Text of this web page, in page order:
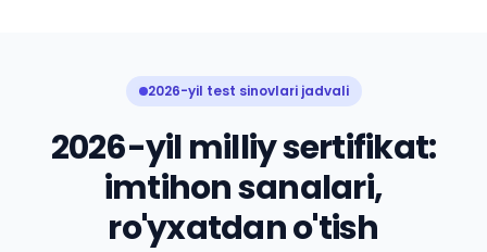
2026-yil test sinovlari jadvali
2026-yil milliy sertifikat:
imtihon sanalari,
ro'yxatdan o'tish